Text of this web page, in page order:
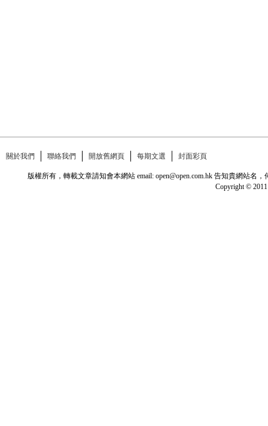
關於我們 聯絡我們 開放舊網頁 每期文選 封面彩頁
版權所有，轉載文章請知會本網站 email: open@open.com.hk 告知貴網站
Copyright © 2011